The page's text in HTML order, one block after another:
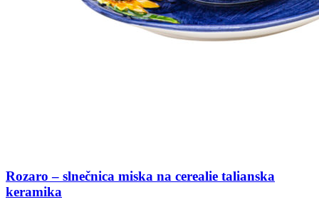
Rozaro – slnečnica miska na cerealie talianska
keramika